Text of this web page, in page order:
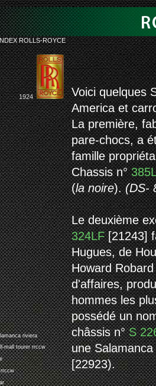
riviera
mall tourer rrccw
rrccw
rolls-
ROLLS-ROYCE
1924
Voici quelques
America et
La première,
pare-chocs, a
famille
Chassis n°
(la noire).(DS-
Le deuxième
324LF[21243]
Hugues, de
Howard
d'affaires,
hommes les
possédé un
châssis n°S
une
[22923).